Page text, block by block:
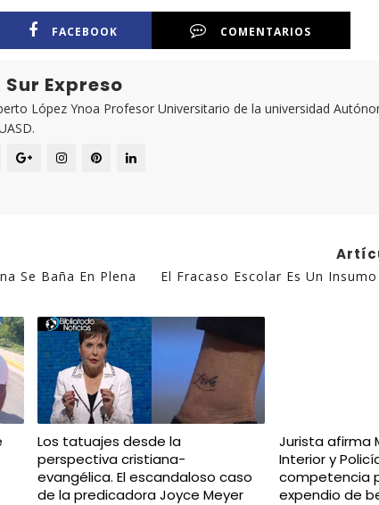
FACEBOOK COMENTARIOS
Expreso
López Ynoa Profesor Universitario de la universidad
Se Baña En Plena
El Fracaso Escolar Es Un
Los tatuajes desde la
perspectiva cristiana-
evangélica. El escandaloso caso
de la predicadora Joyce Meyer
Jurista afirma
Interior y
competencia
expendio de